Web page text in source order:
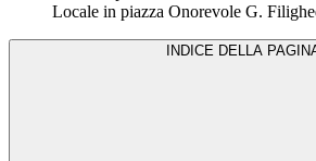
Locale in piazza Onorevole G.